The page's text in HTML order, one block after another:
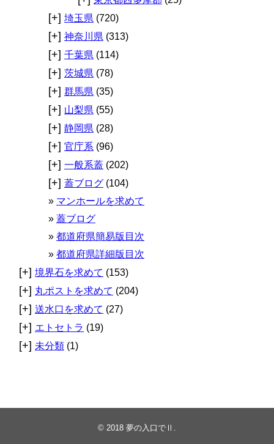
[+] 埼玉県 (720)
[+] 神奈川県 (313)
[+] 千葉県 (114)
[+] 茨城県 (78)
[+] 群馬県 (35)
[+] 山梨県 (55)
[+] 静岡県 (28)
[+] 官庁系 (96)
[+] 一般系蓋 (202)
[+] 蓋ブログ (104)
マンホールを求めて
蓋ブログ
都道府県簡易版目次
都道府県詳細版目次
[+] 境界石を求めて (153)
[+] 丸ポストを求めて (204)
[+] 送水口を求めて (27)
[+] エトセトラ (19)
[+] 未分類 (1)
© 2018 夢の入口でⅡ .